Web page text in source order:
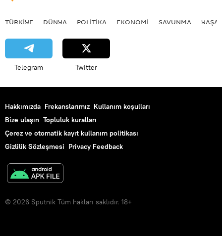
TÜRKIYE DÜNYA POLİTİKA EKONOMİ SAVUNMA
Telegram Twitter
Hakkımızda Frekanslarımız Kullanım koşulları
Bize ulaşın Topluluk kuralları
Çerez ve otomatik kayıt kullanım politikası
Gizlilik Sözleşmesi Privacy Feedback
© 2026 Sputnik Tüm hakları saklıdır. 18+